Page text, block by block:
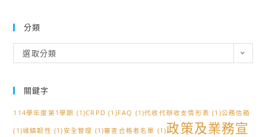
分類
選取分類
關鍵字
114學年度第1學期 (1)CRPD (1)FAQ (1)代收代辦收支情形表 (1)公務信箱
(1)城鎮韌性 (1)安全管理 (1)審查合格者名單 (1)政策及業務宣